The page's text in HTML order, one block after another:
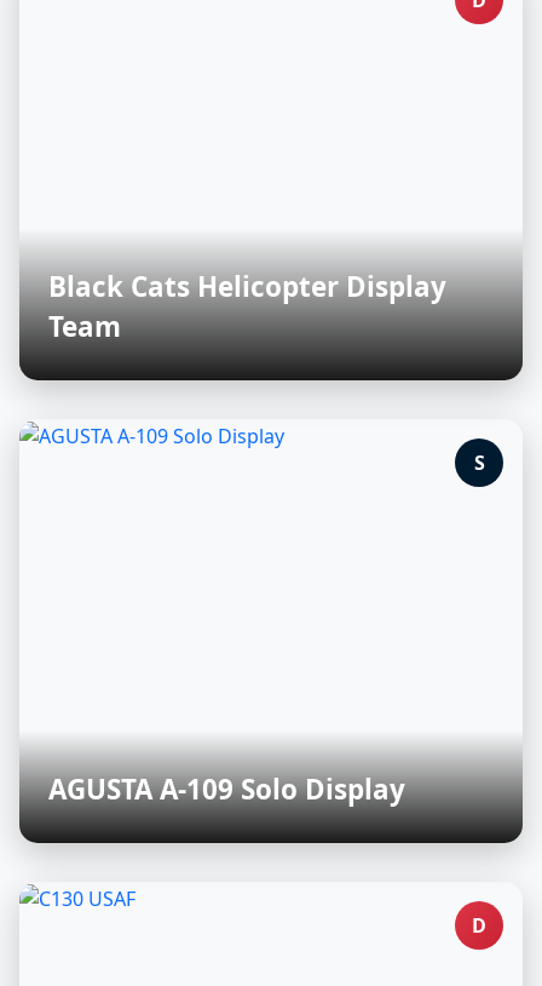
Black Cats Helicopter Display
Team
S
AGUSTA A-109 Solo Display
D